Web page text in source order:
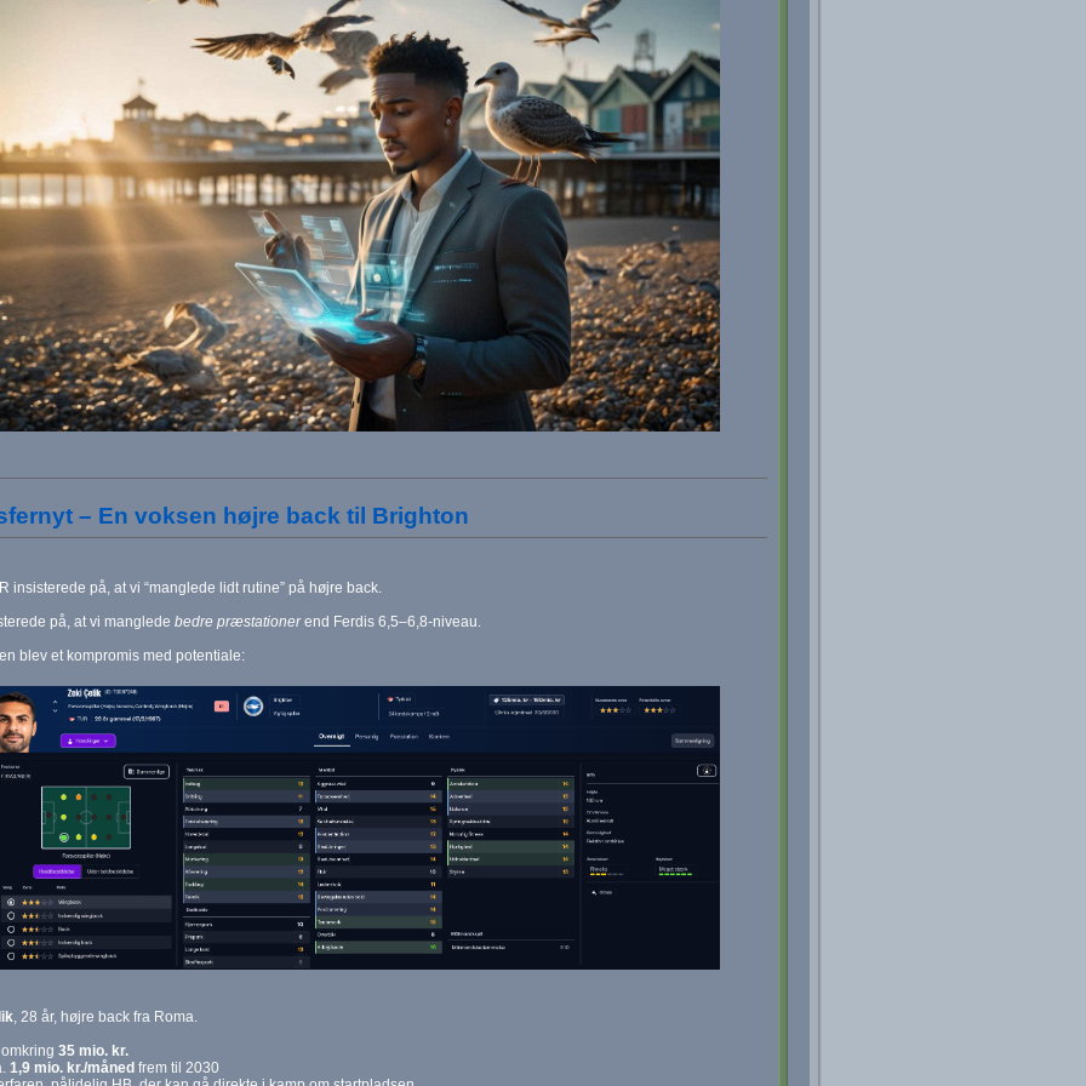
– En voksen højre back til Brighton
insisterede på, at vi “manglede lidt rutine” på højre back.
på, at vi manglede bedre præstationerend Ferdis 6,5–6,8‑niveau.
blev et kompromis med potentiale:
, 28 år, højre back fra Roma.
35 mio. kr.
1,9 mio. kr./måned frem til 2030